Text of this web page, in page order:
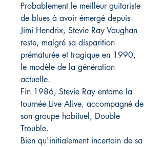
Probablement le meilleur guitariste
de blues à avoir émergé depuis
Jimi Hendrix, Stevie Ray Vaughan
reste, malgré sa disparition
prématurée et tragique en 1990,
le modèle de la génération
actuelle.
Fin 1986, Stevie Ray entame la
tournée Live Alive, accompagné de
son groupe habituel, Double
Trouble.
Bien qu'initialement incertain de sa